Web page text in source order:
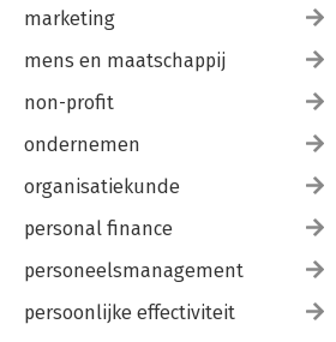
marketing
mens en maatschappij
non-profit
ondernemen
organisatiekunde
personal finance
personeelsmanagement
persoonlijke effectiviteit